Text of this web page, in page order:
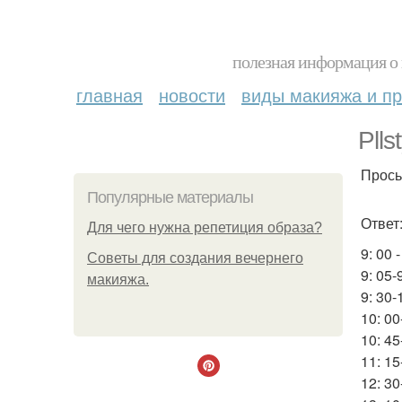
полезная информация
главная новости виды макияжа и
Популярные материалы
Для чего нужна репетиция образа?
Советы для создания вечернего
макияжа.
9: 00
9: 05-
9: 30-
10:
10:
11:
12: